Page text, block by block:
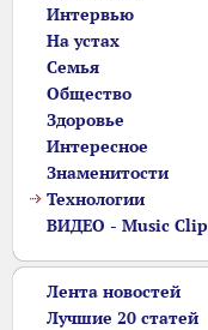
Интервью
На устах
Семья
Общество
Здоровье
Интересное
Знаменитости
Технологии
ВИДЕО - Music Clip
Лента новостей
Лучшие 20 статей